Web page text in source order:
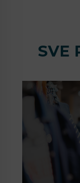
SVE